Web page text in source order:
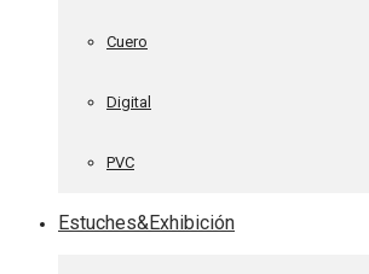
Cuero
Digital
PVC
Estuches&Exhibición